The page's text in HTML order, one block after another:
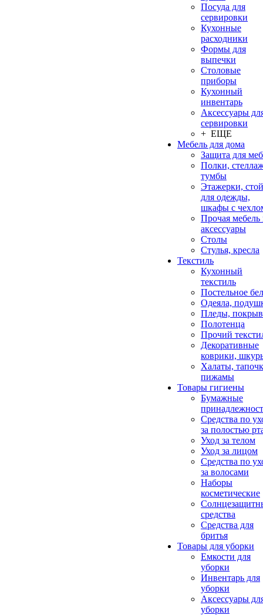
Посуда для
сервировки
Кухонные
расходники
Формы для
выпечки
Столовые
приборы
Кухонный
инвентарь
Аксессуары
сервировки
+ ЕЩЕ
Мебель для дома
Защита для
Полки,
тумбы
Этажерки,
для одежды,
шкафы с
Прочая мебель
аксессуары
Столы
Стулья, кресла
Текстиль
Кухонный
текстиль
Постельное
Одеяла,
Пледы,
Полотенца
Прочий
Декоративные
коврики,
Халаты,
пижамы
Товары гигиены
Бумажные
Средства по
за полостью
Уход за телом
Уход за лицом
Средства по
за волосами
Наборы
косметические
средства
Средства для
бритья
Товары для уборки
Емкости для
уборки
Инвентарь для
уборки
Аксессуары
уборки